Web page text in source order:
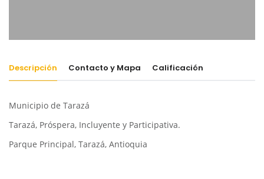
Descripción Contacto y Mapa Calificación
Municipio de Tarazá
Tarazá, Próspera, Incluyente y Participativa.
Parque Principal, Tarazá, Antioquia